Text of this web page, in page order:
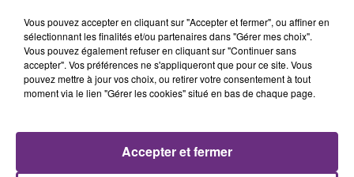
0h06
0h06 0h03
0h03
Vous pouvez accepter en cliquant sur "Accepter et fermer", ou affiner en
sélectionnant les finalités et/ou partenaires dans "Gérer mes choix".
Vous pouvez également refuser en cliquant sur "Continuer sans
accepter". Vos préférences ne s'appliqueront que pour ce site. Vous
pouvez mettre à jour vos choix, ou retirer votre consentement à tout
moment via le lien "Gérer les cookies" situé en bas de chaque page.
Accepter et fermer